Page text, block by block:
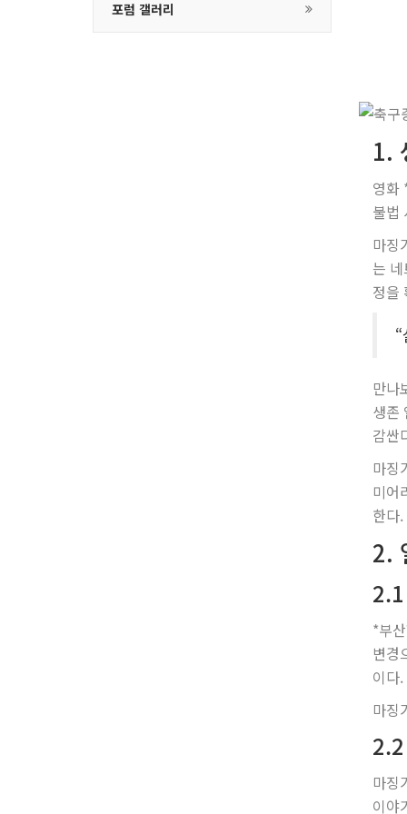
포럼 갤러리
1.
영화
불법
마징
는
정을
만나
생존
감싼
마징
미어
한다
2.
*부
변경
이다.
마징
마징
이야